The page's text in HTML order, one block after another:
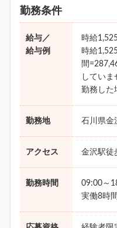
勤務条件
給与／
給与例
時給
時給
間
してい
勤務した
勤務地 石川県金
アクセス 金沢駅徒
勤務時間
09:00～
実働8時